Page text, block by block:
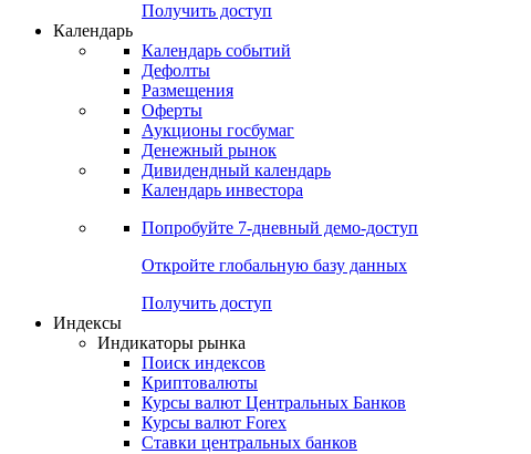
Получить доступ
Календарь
Календарь событий
Дефолты
Размещения
Оферты
Аукционы госбумаг
Денежный рынок
Дивидендный календарь
Календарь инвестора
Попробуйте 7-дневный демо-доступ
Откройте глобальную базу данных
Получить доступ
Индексы
Индикаторы рынка
Поиск индексов
Криптовалюты
Курсы валют Центральных Банков
Курсы валют Forex
Ставки центральных банков